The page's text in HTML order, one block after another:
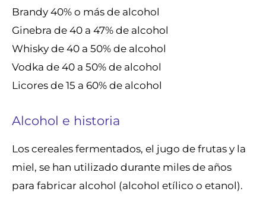
Brandy 40% o más de alcohol
Ginebra de 40 a 47% de alcohol
Whisky de 40 a 50% de alcohol
Vodka de 40 a 50% de alcohol
Licores de 15 a 60% de alcohol
Alcohol e historia
Los cereales fermentados, el jugo de frutas y la
miel, se han utilizado durante miles de años
para fabricar alcohol (alcohol etílico o etanol).